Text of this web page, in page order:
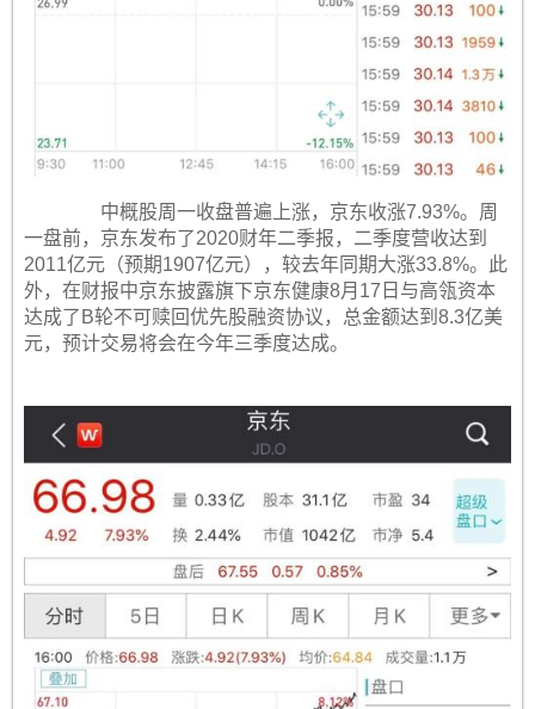
中概股周一收盘普遍上涨，京东收涨7.93%。周
一盘前，京东发布了2020财年二季报，二季度营收达到
2011亿元（预期1907亿元），较去年同期大涨33.8%。此
外，在财报中京东披露旗下京东健康8月17日与高瓴资本
达成了B轮不可赎回优先股融资协议，总金额达到8.3亿美
元，预计交易将会在今年三季度达成。